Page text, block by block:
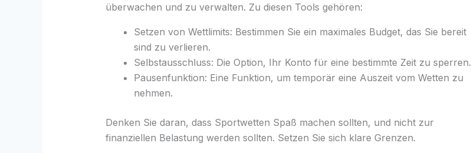
überwachen und zu verwalten. Zu diesen Tools gehören:
Setzen von Wettlimits: Bestimmen Sie ein maximales Budget, das Sie bereit
sind zu verlieren.
Selbstausschluss: Die Option, Ihr Konto für eine bestimmte Zeit zu sperren.
Pausenfunktion: Eine Funktion, um temporär eine Auszeit vom Wetten zu
nehmen.
Denken Sie daran, dass Sportwetten Spaß machen sollten, und nicht zur
finanziellen Belastung werden sollten. Setzen Sie sich klare Grenzen.